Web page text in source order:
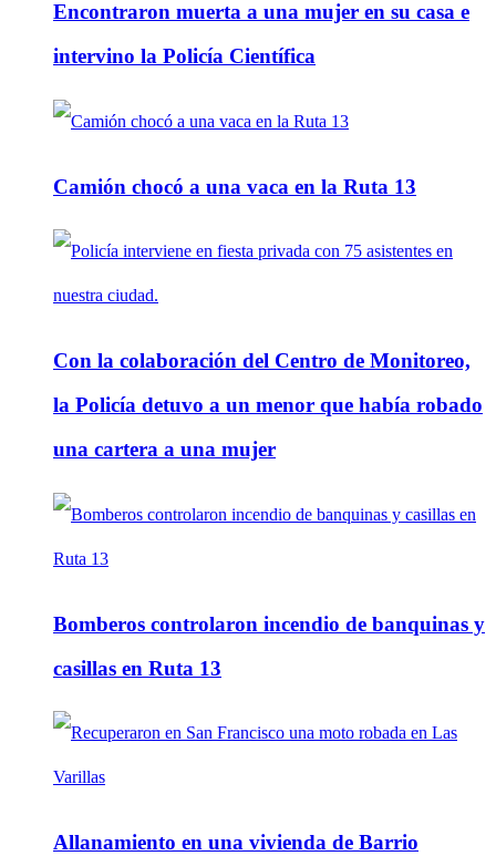
Encontraron muerta a una mujer en su casa e
intervino la Policía Científica
Camión chocó a una vaca en la Ruta 13
Con la colaboración del Centro de Monitoreo,
la Policía detuvo a un menor que había robado
una cartera a una mujer
Bomberos controlaron incendio de banquinas y
casillas en Ruta 13
Allanamiento en una vivienda de Barrio